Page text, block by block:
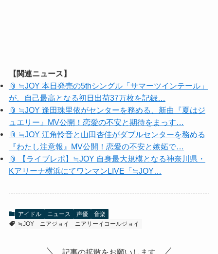
【関連ニュース】
📎 ≒JOY 本日発売の5thシングル「サマーツインテール」
が、自己最高となる初日出荷37万枚を記録…
📎 ≒JOY 逢田珠里依がセンターを務める、新曲『夏はジ
ュエリー』MV公開！恋愛の不安と期待をまっす…
📎 ≒JOY 江角怜音と山田杏佳がダブルセンターを務める
『わたし注意報』MV公開！恋愛の不安と嫉妬で…
📎 【ライブレポ】≒JOY 自身最大規模となる神奈川県・
Kアリーナ横浜にてワンマンLIVE「≒JOY…
アイドル ニュース 声優
音楽
≒JOY
ニアジョイ ニアリーイコールジョイ
記事の拡散をお願いします